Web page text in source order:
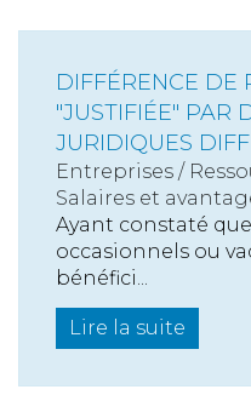
DIFFÉRENCE DE
"JUSTIFIÉE" PAR
JURIDIQUES
Entreprises /
Salaires et
Ayant constaté
occasionnels ou
bénéfici...
Lire la suite